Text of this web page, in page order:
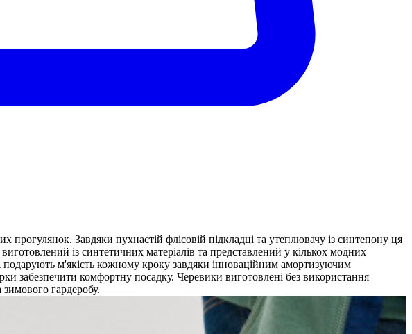
прогулянок. Завдяки пухнастій флісовій підкладці та утеплювачу із синтепону ця
із синтетичних матеріалів та представлений у кількох модних
подарують м'якість кожному кроку завдяки інноваційним амортизуючим
забезпечити комфортну посадку. Черевики виготовлені без використання
гардеробу.